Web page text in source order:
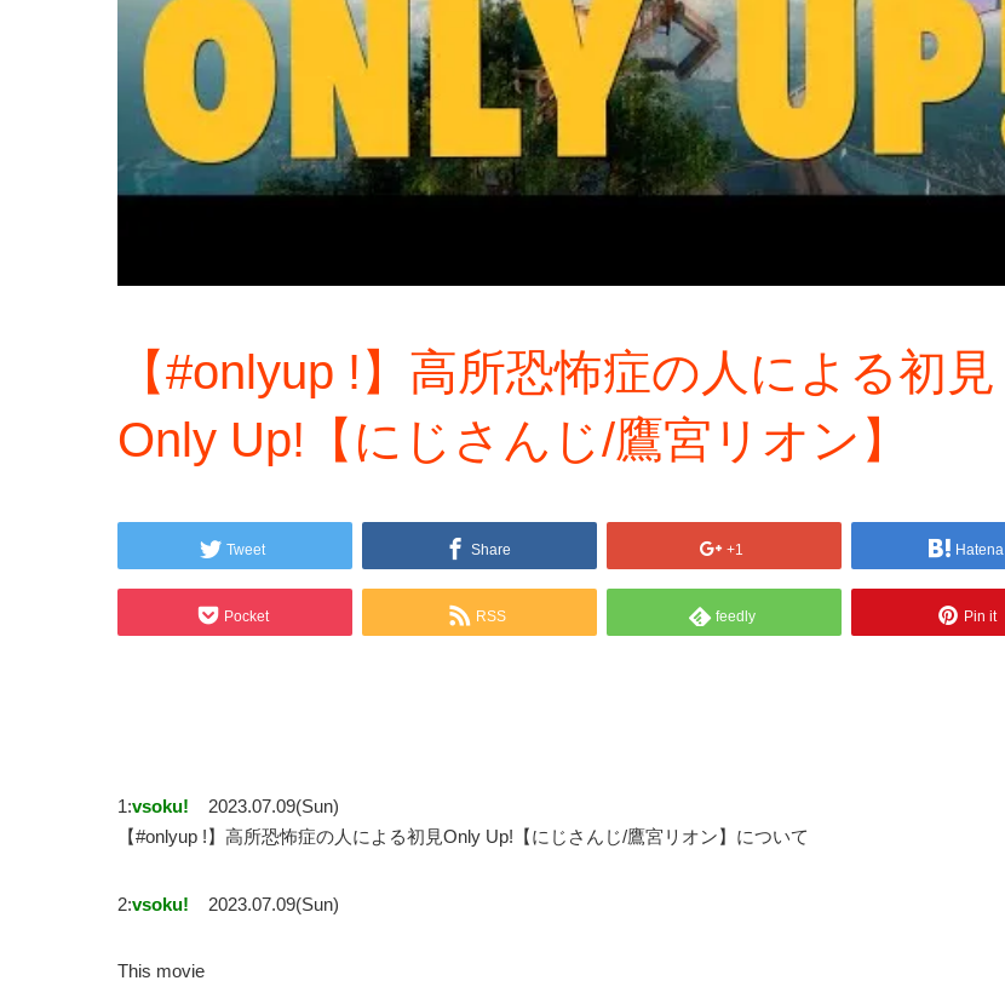
【#onlyup !】高所恐怖症の人による初見
Only Up!【にじさんじ/鷹宮リオン】
Tweet Share +1 Hatena
Pocket RSS feedly Pin it
1:vsoku!
2023.07.09(Sun)
【#onlyup !】高所恐怖症の人による初見Only Up!【にじさんじ/鷹宮リオン】について
2:vsoku! 2023.07.09(Sun)
This movie